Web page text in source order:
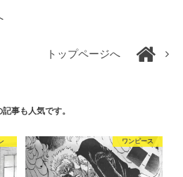
トップページへ
事も人気です。
ワンピース